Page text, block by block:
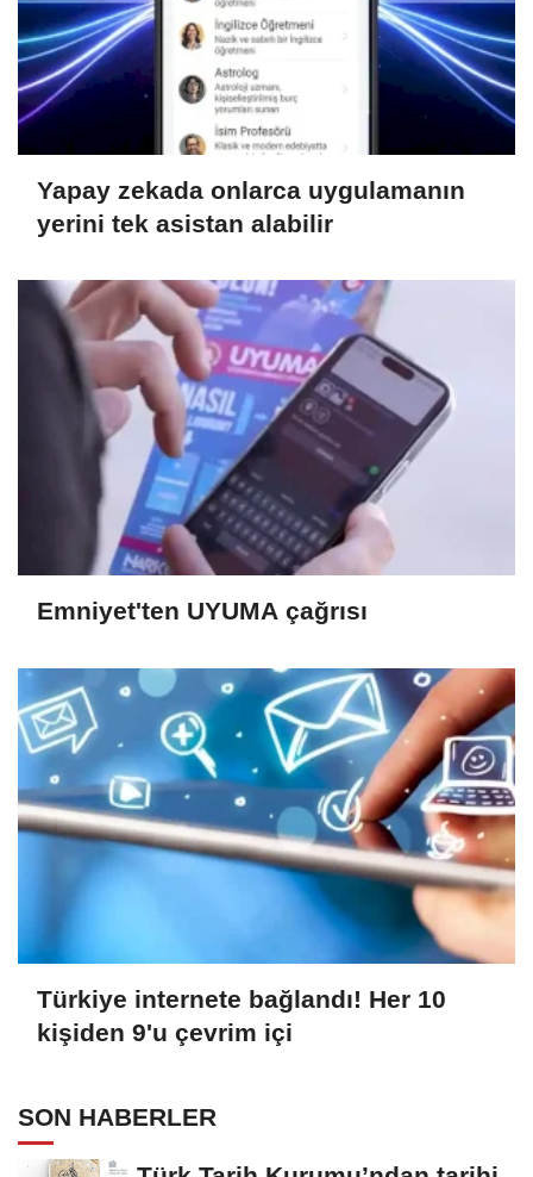
Yapay zekada onlarca uygulamanın
yerini tek asistan alabilir
Emniyet'ten UYUMA çağrısı
Türkiye internete bağlandı! Her 10
kişiden 9'u çevrim içi
SON HABERLER